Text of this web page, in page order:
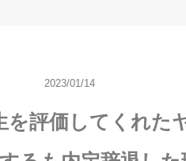
2023/01/14
評価してくれた